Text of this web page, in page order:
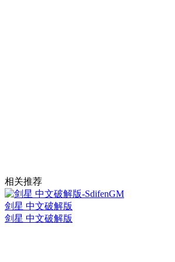
相关推荐
剑星 中文破解版
剑星 中文破解版